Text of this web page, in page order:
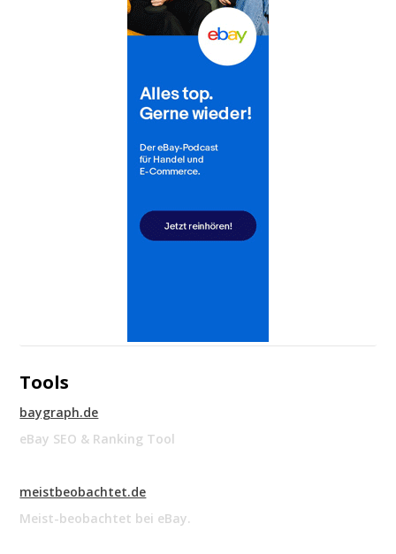
Tools
baygraph.de
eBay SEO & Ranking Tool
meistbeobachtet.de
Meist-beobachtet bei eBay.